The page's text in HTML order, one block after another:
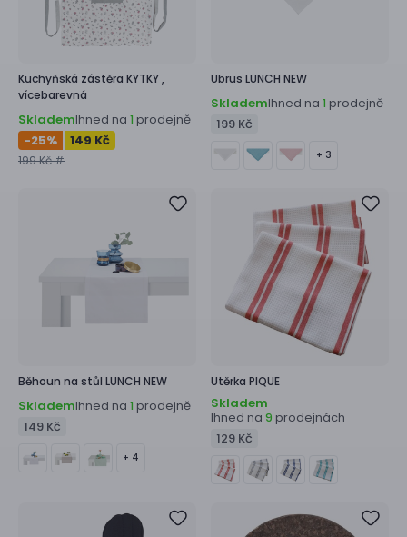
Kuchyňská zástěra KYTKY ,
vícebarevná
SklademIhned na 1 prodejně
-25% 149 Kč
199 Kč #
Ubrus LUNCH NEW
SklademIhned na 1 prodejně
199 Kč
+ 3
Běhoun na stůl LUNCH NEW
SklademIhned na 1 prodejně
149 Kč
+ 4
Utěrka PIQUE
Skladem
Ihned na 9 prodejnách
129 Kč